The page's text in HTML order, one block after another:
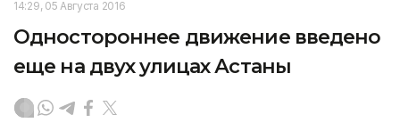
14:29, 05 Августа 2016
Одностороннее движение введено
еще на двух улицах Астаны